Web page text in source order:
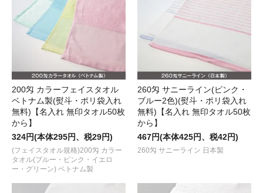
200匁 カラーフェイスタオル
ベトナム製(熨斗・ポリ袋入れ
無料)【名入れ 無印タオル50枚
から】
324円(本体295円、税29円)
(フェイスタオル規格)200匁 カラー
タオル(ブルー・ピンク・イエロ
ー・グリーン) ベトナム製
260匁 サニーライン(ピンク・
ブルー2色)(熨斗・ポリ袋入れ
無料)【名入れ 無印タオル50枚
から】
467円(本体425円、税42円)
260匁 サニーライン 日本製